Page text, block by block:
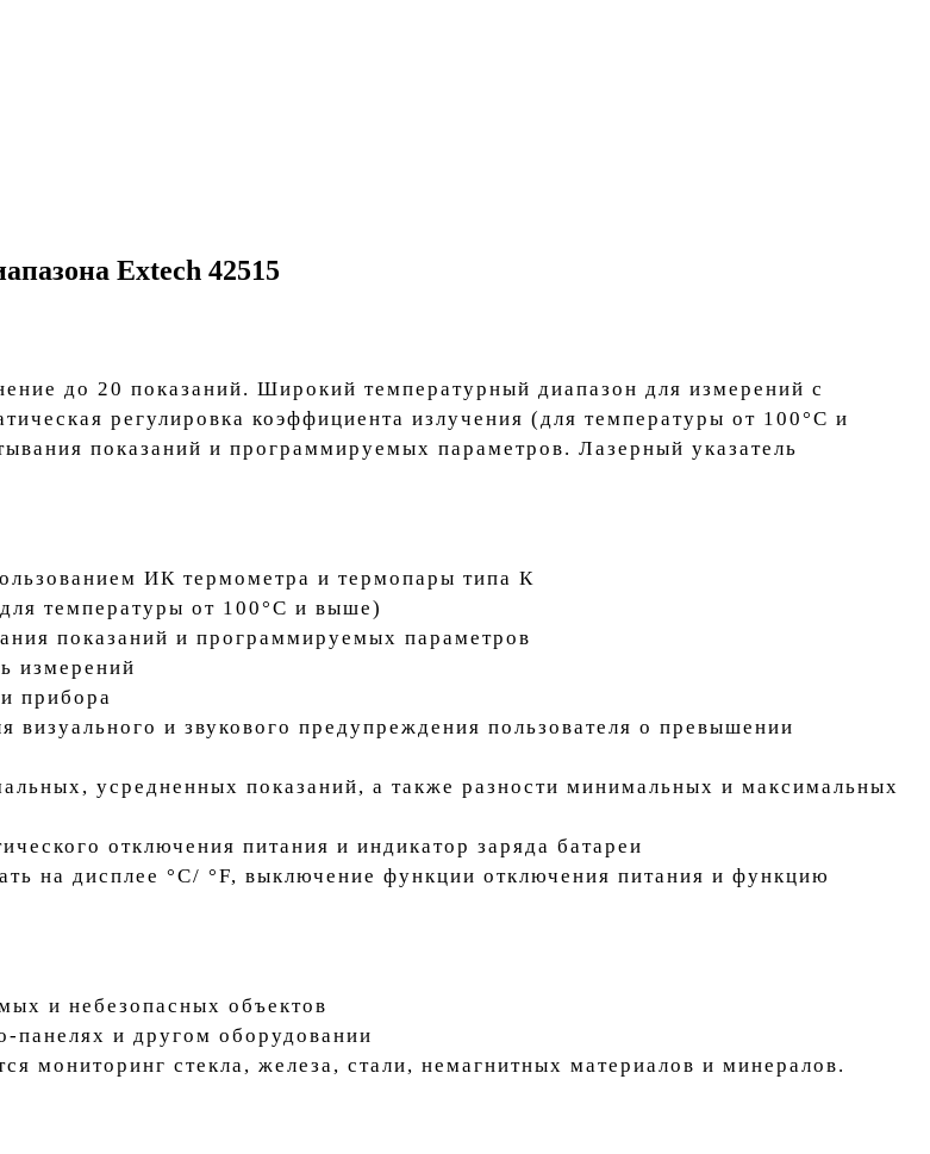
Extech 42515
до 20 показаний. Широкий температурный диапазон для измерений с
регулировка коэффициента излучения (для температуры от 100°С и
показаний и программируемых параметров. Лазерный указатель
ИК термометра и термопары типа К
температуры от 100°С и выше)
показаний и программируемых параметров
измерений
прибора
визуального и звукового предупреждения пользователя о превышении
усредненных показаний, а также разности минимальных и максимальных
отключения питания и индикатор заряда батареи
на дисплее °С/ °F, выключение функции отключения питания и функцию
и небезопасных объектов
панелях и другом оборудовании
мониторинг стекла, железа, стали, немагнитных материалов и минералов.